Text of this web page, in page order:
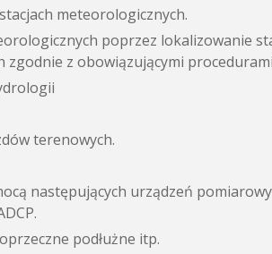
meteorologicznych.
poprzez lokalizowanie
z obowiązującymi
terenowych.
następujących urządzeń
podłużne itp.